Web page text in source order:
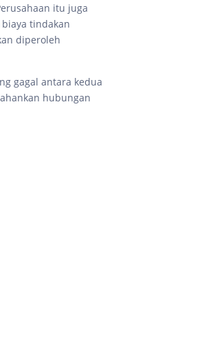
itu juga
tindakan
diperoleh
gagal antara kedua
hubungan